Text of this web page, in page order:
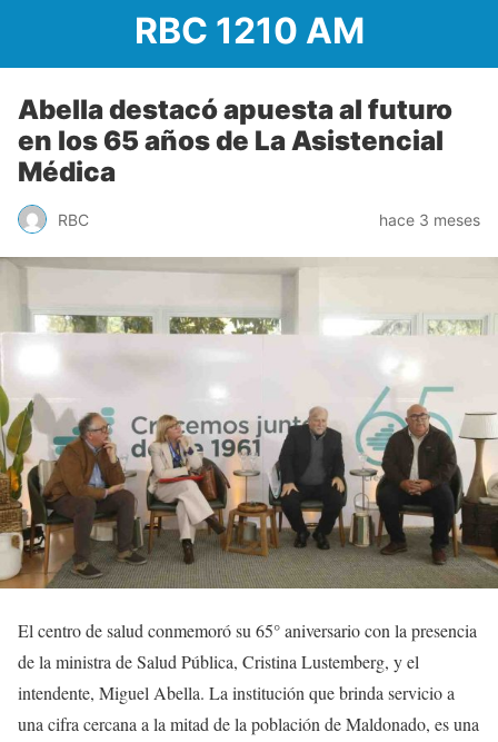
RBC 1210 AM
Abella destacó apuesta al futuro
en los 65 años de La Asistencial
Médica
RBC hace 3 meses
El centro de salud conmemoró su 65° aniversario con la presencia
de la ministra de Salud Pública, Cristina Lustemberg, y el
intendente, Miguel Abella. La institución que brinda servicio a
una cifra cercana a la mitad de la población de Maldonado, es una